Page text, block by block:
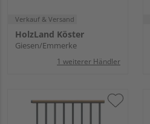
Verkauf & Versand
HolzLand Köster
Giesen/Emmerke
1 weiterer Händler